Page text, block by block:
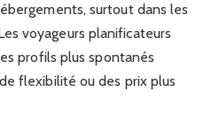
surtout dans les
voyageurs planificateurs
profils plus spontanés
flexibilité ou des prix plus